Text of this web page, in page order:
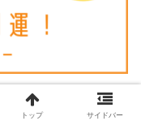
トップ サイドバー